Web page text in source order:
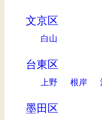
文京区
白山
台東区
上野 根岸
墨田区